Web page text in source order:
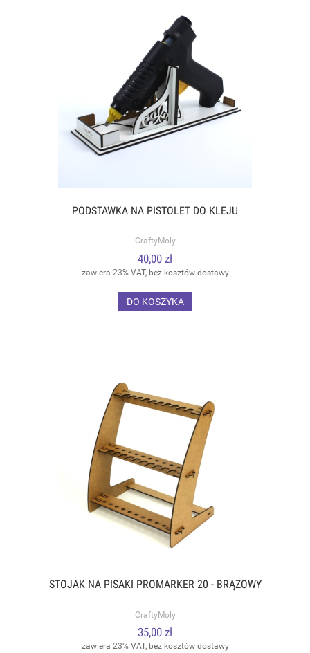
PODSTAWKA NA PISTOLET DO KLEJU
CraftyMoly
40,00 zł
zawiera 23% VAT, bez kosztów dostawy
DO KOSZYKA
STOJAK NA PISAKI PROMARKER 20 - BRĄZOWY
CraftyMoly
35,00 zł
zawiera 23% VAT, bez kosztów dostawy